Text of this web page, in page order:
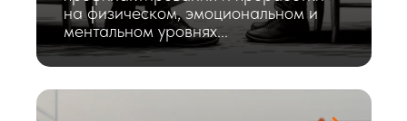
на физическом, эмоциональном и
ментальном уровнях...